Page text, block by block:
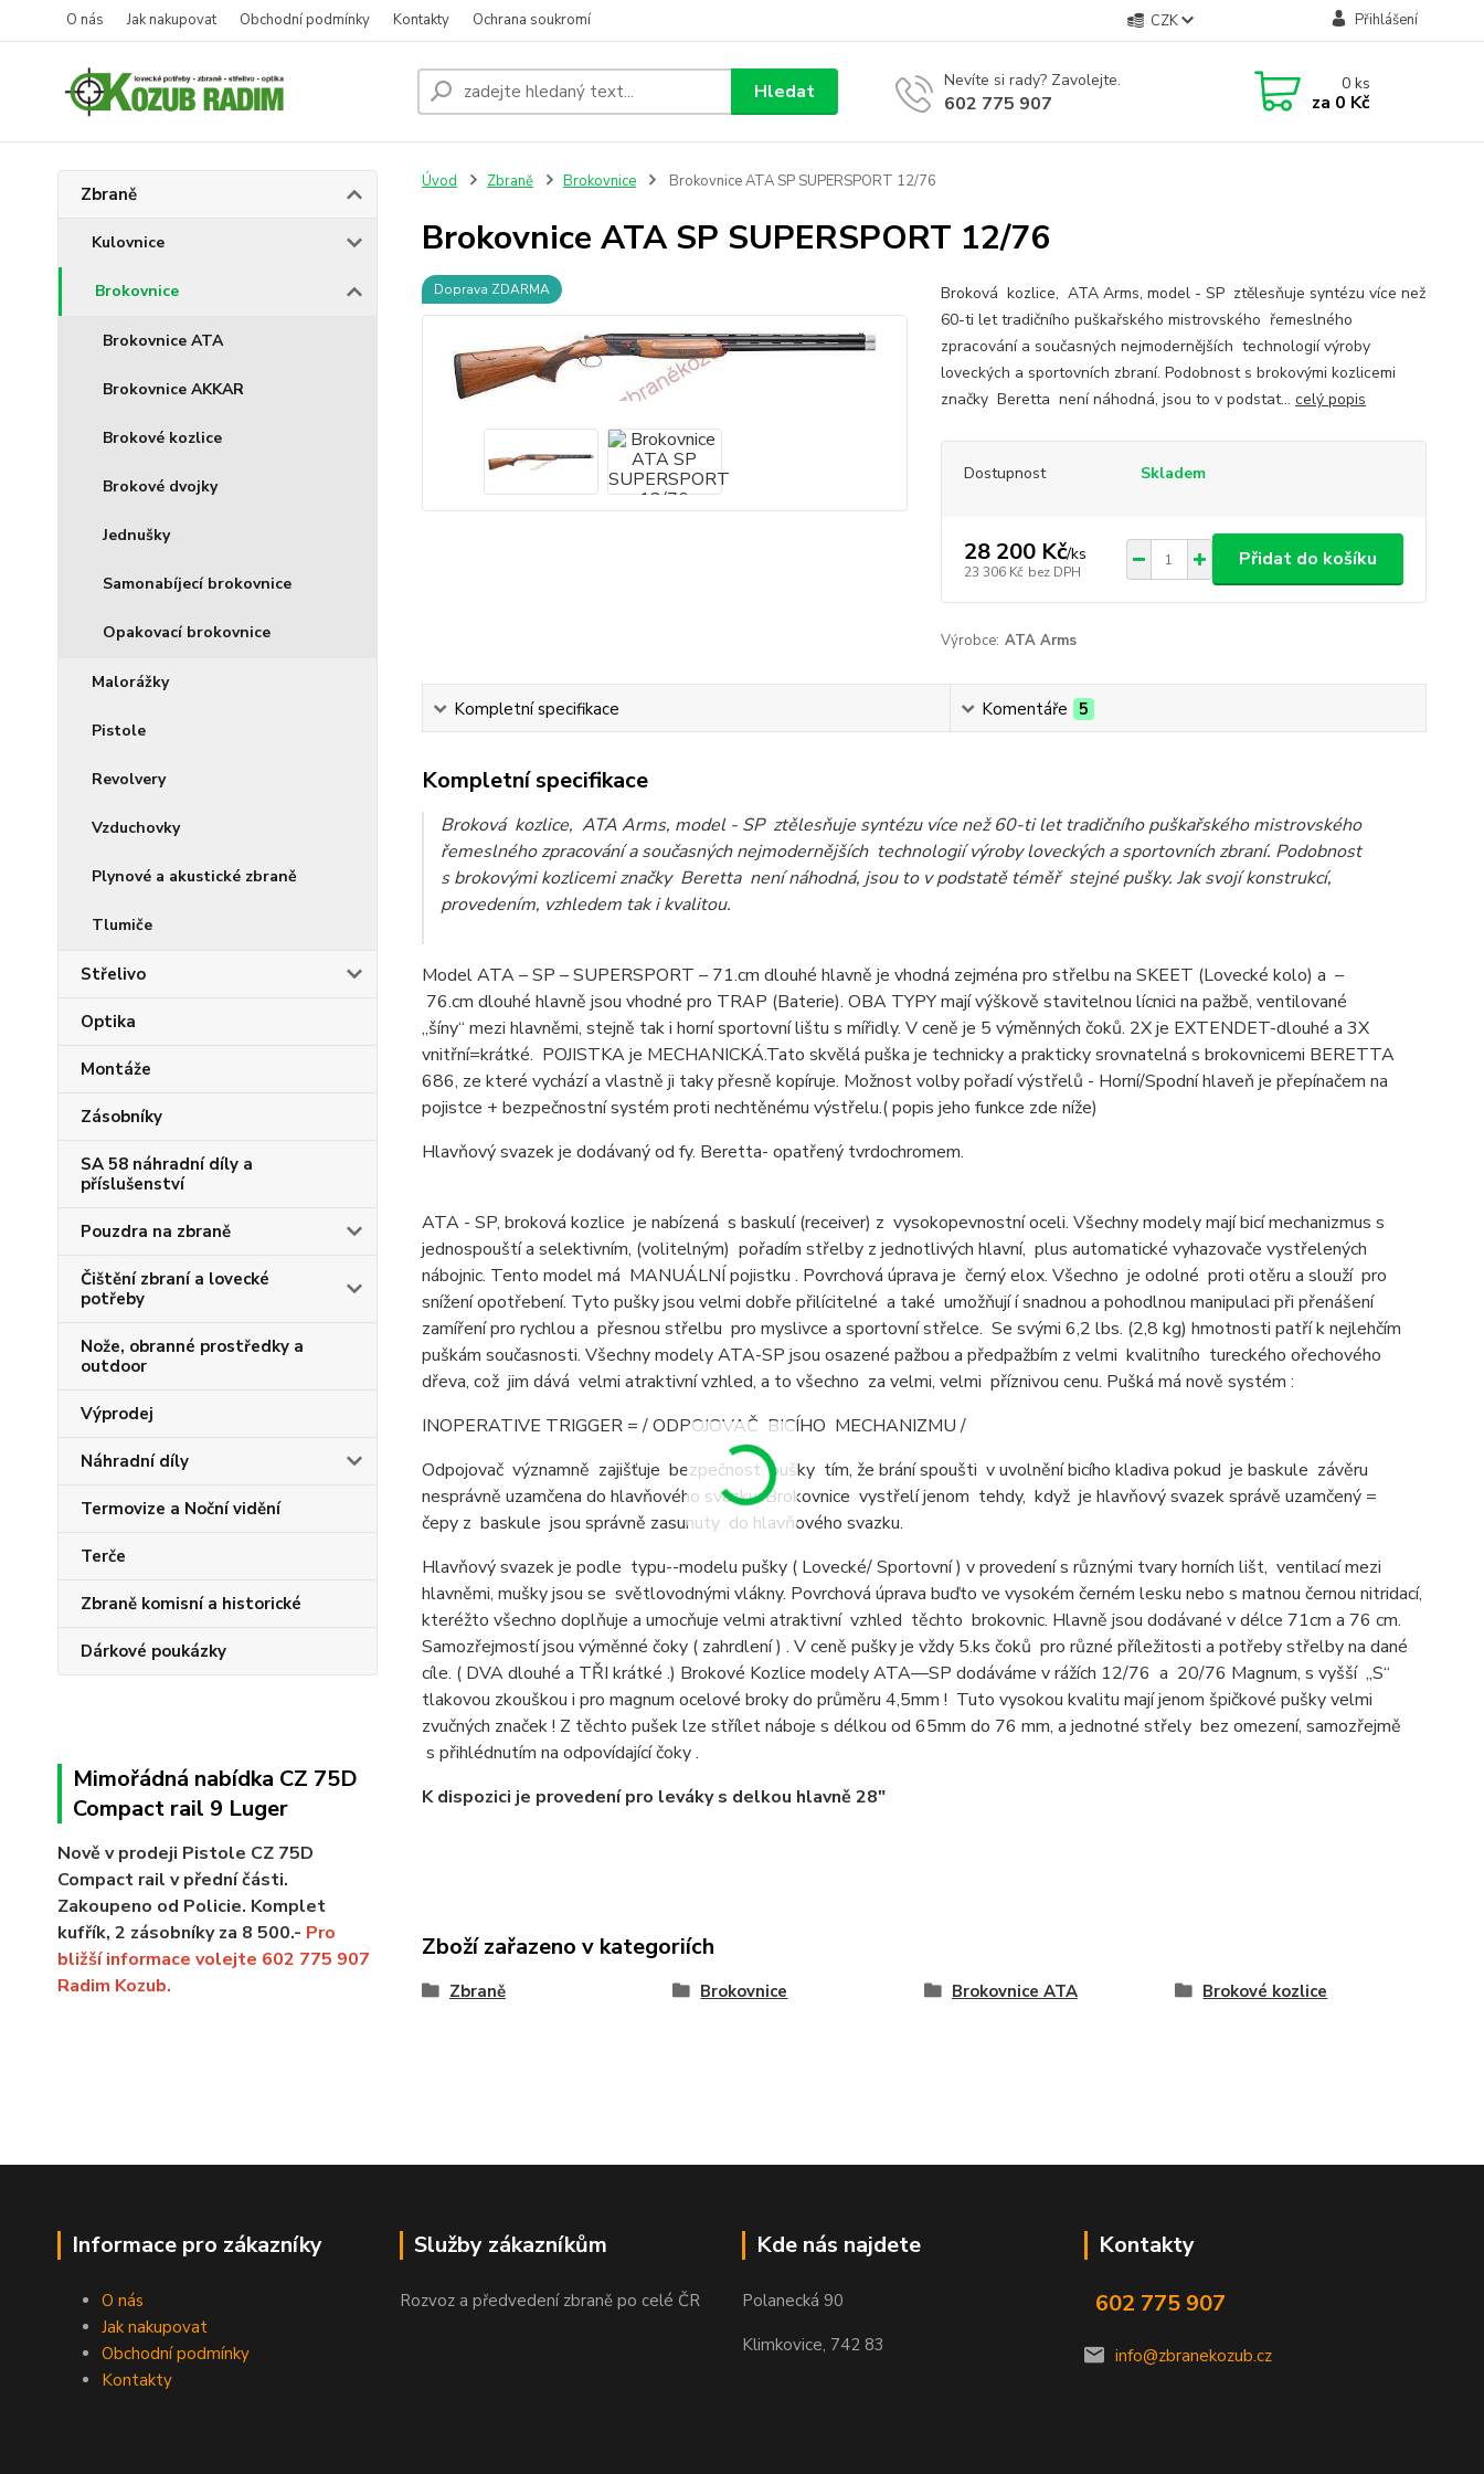
O nás Jak nakupovat Obchodní podmínky Kontakty Ochrana soukromí CZK Přihlášení
Hledat Nevíte si rady? Zavolejte.
602 775 907
0ks
za 0 Kč
Zbraně
Kulovnice
Brokovnice
Brokovnice ATA
Brokovnice AKKAR
Brokové kozlice
Brokové dvojky
Jednušky
Samonabíjecí brokovnice
Opakovací brokovnice
Malorážky
Pistole
Revolvery
Vzduchovky
Plynové a akustické zbraně
Tlumiče
Střelivo
Optika
Montáže
Zásobníky
SA 58 náhradní díly a
příslušenství
Pouzdra na zbraně
Čištění zbraní a lovecké
potřeby
Nože, obranné prostředky a
outdoor
Výprodej
Náhradní díly
Termovize a Noční vidění
Terče
Zbraně komisní a historické
Dárkové poukázky
Mimořádná nabídka CZ 75D
Compact rail 9 Luger
Nově v prodeji Pistole CZ 75D
Compact rail v přední části.
Zakoupeno od Policie. Komplet
kufřík, 2 zásobníky za 8 500.- Pro
bližší informace volejte 602 775 907
Radim Kozub.
Úvod Zbraně Brokovnice Brokovnice ATA SP SUPERSPORT 12/76
Brokovnice ATA SP SUPERSPORT 12/76
Doprava ZDARMA
Broková kozlice, ATA Arms, model - SP ztělesňuje syntézu více než
60-ti let tradičního puškařského mistrovského řemeslného
zpracování a současných nejmodernějších technologií výroby
loveckých a sportovních zbraní. Podobnost s brokovými kozlicemi
značky Beretta není náhodná, jsou to v podstat... celý popis
Dostupnost Skladem
28 200 Kč/ks
23 306 Kč bez DPH
Přidat do košíku
Výrobce: ATA Arms
Kompletní specifikace Komentáře 5
Kompletní specifikace
Broková kozlice, ATA Arms, model - SP ztělesňuje syntézu více než 60-ti let tradičního puškařského mistrovského
řemeslného zpracování a současných nejmodernějších technologií výroby loveckých a sportovních zbraní. Podobnost
s brokovými kozlicemi značky Beretta není náhodná, jsou to v podstatě téměř stejné pušky. Jak svojí konstrukcí,
provedením, vzhledem tak i kvalitou.
Model ATA – SP – SUPERSPORT – 71.cm dlouhé hlavně je vhodná zejména pro střelbu na SKEET (Lovecké kolo) a –
76.cm dlouhé hlavně jsou vhodné pro TRAP (Baterie). OBA TYPY mají výškově stavitelnou lícnici na pažbě, ventilované
„šíny“ mezi hlavněmi, stejně tak i horní sportovní lištu s mířidly. V ceně je 5 výměnných čoků. 2X je EXTENDET-dlouhé a 3X
vnitřní=krátké. POJISTKA je MECHANICKÁ.Tato skvělá puška je technicky a prakticky srovnatelná s brokovnicemi BERETTA
686, ze které vychází a vlastně ji taky přesně kopíruje. Možnost volby pořadí výstřelů - Horní/Spodní hlaveň je přepínačem na
pojistce + bezpečnostní systém proti nechtěnému výstřelu.( popis jeho funkce zde níže)
Hlavňový svazek je dodávaný od fy. Beretta- opatřený tvrdochromem.
ATA - SP, broková kozlice je nabízená s baskulí (receiver) z vysokopevnostní oceli. Všechny modely mají bicí mechanizmus s
jednospouští a selektivním, (volitelným) pořadím střelby z jednotlivých hlavní, plus automatické vyhazovače vystřelených
nábojnic. Tento model má MANUÁLNÍ pojistku . Povrchová úprava je černý elox. Všechno je odolné proti otěru a slouží pro
snížení opotřebení. Tyto pušky jsou velmi dobře přilícitelné a také umožňují í snadnou a pohodlnou manipulaci při přenášení
zamíření pro rychlou a přesnou střelbu pro myslivce a sportovní střelce. Se svými 6,2 lbs. (2,8 kg) hmotnosti patří k nejlehčím
puškám současnosti. Všechny modely ATA-SP jsou osazené pažbou a předpažbím z velmi kvalitního tureckého ořechového
dřeva, což jim dává velmi atraktivní vzhled, a to všechno za velmi, velmi příznivou cenu. Pušká má nově systém :
INOPERATIVE TRIGGER = / ODPOJOVAČ BICÍHO MECHANIZMU /
Odpojovač významně zajišťuje bezpečnost pušky tím, že brání spoušti v uvolnění bicího kladiva pokud je baskule závěru
nesprávně uzamčena do hlavňového svazku. Brokovnice vystřelí jenom tehdy, když je hlavňový svazek správě uzamčený =
čepy z baskule jsou správně zasunuty do hlavňového svazku.
Hlavňový svazek je podle typu--modelu pušky ( Lovecké/ Sportovní ) v provedení s různými tvary horních lišt, ventilací mezi
hlavněmi, mušky jsou se světlovodnými vlákny. Povrchová úprava buďto ve vysokém černém lesku nebo s matnou černou nitridací,
kteréžto všechno doplňuje a umocňuje velmi atraktivní vzhled těchto brokovnic. Hlavně jsou dodávané v délce 71cm a 76 cm.
Samozřejmostí jsou výměnné čoky ( zahrdlení ) . V ceně pušky je vždy 5.ks čoků pro různé příležitosti a potřeby střelby na dané
cíle. ( DVA dlouhé a TŘI krátké .) Brokové Kozlice modely ATA—SP dodáváme v rážích 12/76 a 20/76 Magnum, s vyšší „S“
tlakovou zkouškou i pro magnum ocelové broky do průměru 4,5mm ! Tuto vysokou kvalitu mají jenom špičkové pušky velmi
zvučných značek ! Z těchto pušek lze střílet náboje s délkou od 65mm do 76 mm, a jednotné střely bez omezení, samozřejmě
s přihlédnutím na odpovídající čoky .
K dispozici je provedení pro leváky s delkou hlavně 28"
Zboží zařazeno v kategoriích
Zbraně Brokovnice Brokovnice ATA Brokové kozlice
Informace pro zákazníky
O nás
Jak nakupovat
Obchodní podmínky
Kontakty
Služby zákazníkům
Rozvoz a předvedení zbraně po celé ČR
Kde nás najdete
Polanecká 90
Klimkovice, 742 83
Kontakty
602 775 907
info@zbranekozub.cz